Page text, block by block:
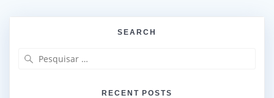
SEARCH
RECENT POSTS